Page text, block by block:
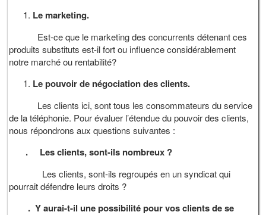
Le marketing.
Est-ce que le marketing des concurrents détenant ces
produits substituts est-il fort ou influence considérablement
notre marché ou rentabilité?
Le pouvoir de négociation des clients.
Les clients ici, sont tous les consommateurs du service
de la téléphonie. Pour évaluer l’étendue du pouvoir des clients,
nous répondrons aux questions suivantes :
. Les clients, sont-ils nombreux ?
Les clients, sont-ils regroupés en un syndicat qui
pourrait défendre leurs droits ?
. Y aurai-t-il une possibilité pour vos clients de se